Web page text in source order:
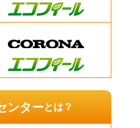
ンターとは？